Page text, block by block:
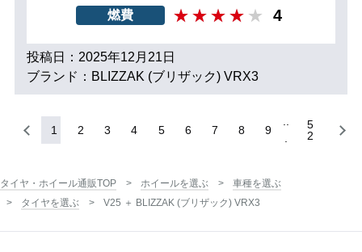
燃費 4
投稿日：2025年12月21日
ブランド：BLIZZAK (ブリザック) VRX3
1 2 3 4 5 6 7 8 9
5
2
タイヤ・ホイール通販TOP ホイールを選ぶ
車種を選ぶ
タイヤを選ぶ
V25 ＋ BLIZZAK (ブリザック) VRX3